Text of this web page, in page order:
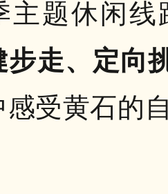
主题休闲线
步走、定向
感受黄石的